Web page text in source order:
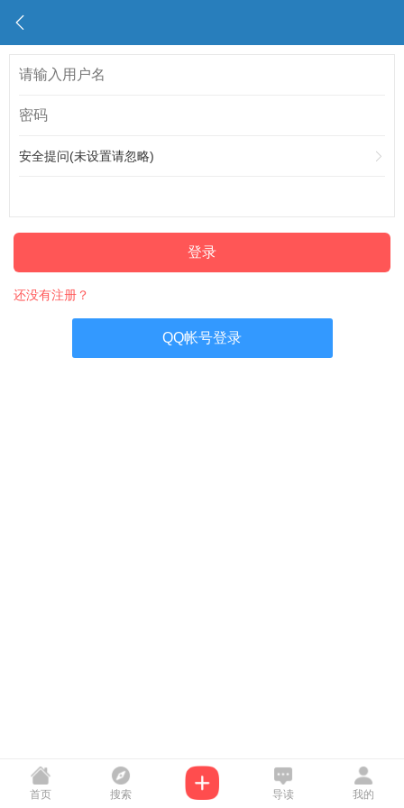
安全提问(未设置请忽略)
登录
还没有注册？
QQ帐号登录
首页 搜索 导读 我的